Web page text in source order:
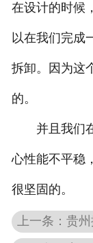
在设计的时候
以在我们完成
拆卸。因为这
的。
并且我们在
心性能不平稳
很坚固的。
上一条：贵